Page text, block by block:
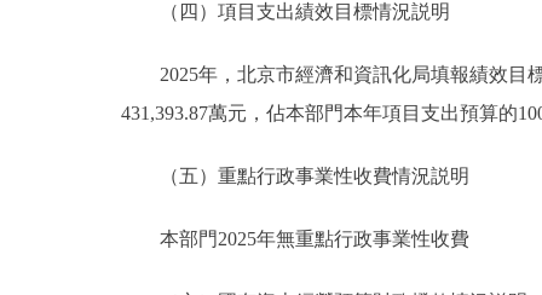
（四）項目支出績效目標情況説明
2025年，北京市經濟和資訊化局填報績效目標
431,393.87萬元，佔本部門本年項目支出預算的
（五）重點行政事業性收費情況説明
本部門2025年無重點行政事業性收費